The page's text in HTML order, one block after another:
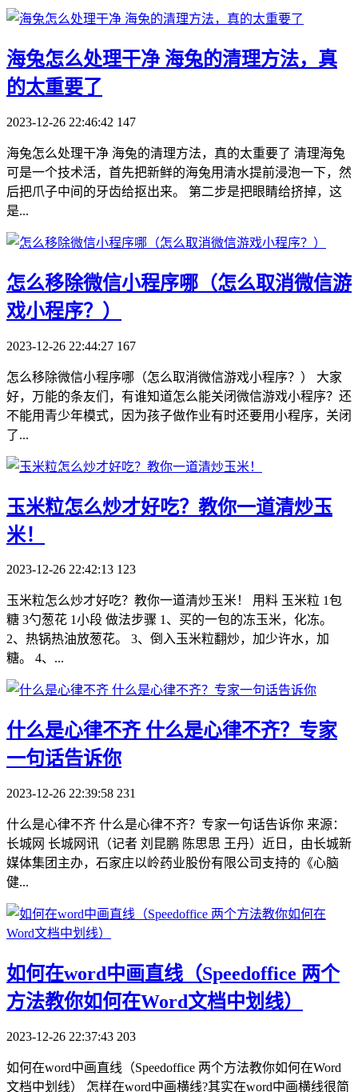
​海兔怎么处理干净 海兔的清理方法，真
的太重要了
2023-12-26 22:46:42 147
海兔怎么处理干净 海兔的清理方法，真的太重要了 清理海兔
可是一个技术活，首先把新鲜的海兔用清水提前浸泡一下，然
后把爪子中间的牙齿给抠出来。 第二步是把眼睛给挤掉，这
是...
​怎么移除微信小程序哪（怎么取消微信游
戏小程序？）
2023-12-26 22:44:27 167
怎么移除微信小程序哪（怎么取消微信游戏小程序？） 大家
好，万能的条友们，有谁知道怎么能关闭微信游戏小程序？还
不能用青少年模式，因为孩子做作业有时还要用小程序，关闭
了...
​玉米粒怎么炒才好吃？教你一道清炒玉
米！
2023-12-26 22:42:13 123
玉米粒怎么炒才好吃？教你一道清炒玉米！ 用料 玉米粒 1包
糖 3勺葱花 1小段 做法步骤 1、买的一包的冻玉米，化冻。
2、热锅热油放葱花。 3、倒入玉米粒翻炒，加少许水，加
糖。 4、...
​什么是心律不齐 什么是心律不齐？专家
一句话告诉你
2023-12-26 22:39:58 231
什么是心律不齐 什么是心律不齐？专家一句话告诉你 来源：
长城网 长城网讯（记者 刘昆鹏 陈思思 王丹）近日，由长城新
媒体集团主办，石家庄以岭药业股份有限公司支持的《心脑
健...
​如何在word中画直线（Speedoffice 两个
方法教你如何在Word文档中划线）
2023-12-26 22:37:43 203
如何在word中画直线（Speedoffice 两个方法教你如何在Word
文档中划线） 怎样在word中画横线?其实在word中画横线很简